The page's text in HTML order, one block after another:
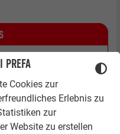
PREFA
Cookies zur
Erlebnis zu
zur
Website zu erstellen
ist die beste